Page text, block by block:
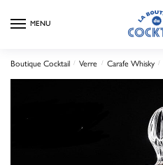
MENU
Boutique Cocktail / Verre / Carafe Whisky /